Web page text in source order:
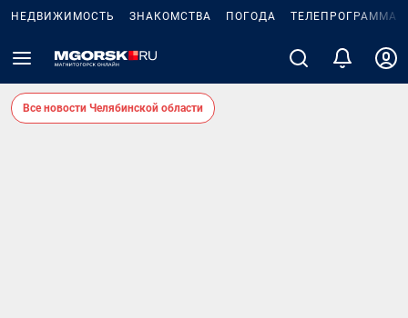
НЕДВИЖИМОСТЬ ЗНАКОМСТВА ПОГОДА ТЕЛЕПРОГРАММА
Все новости Челябинской области